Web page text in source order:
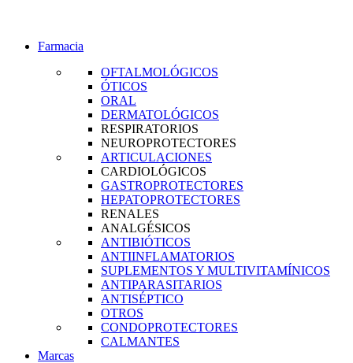
Farmacia
OFTALMOLÓGICOS
ÓTICOS
ORAL
DERMATOLÓGICOS
RESPIRATORIOS
NEUROPROTECTORES
ARTICULACIONES
CARDIOLÓGICOS
GASTROPROTECTORES
HEPATOPROTECTORES
RENALES
ANALGÉSICOS
ANTIBIÓTICOS
ANTIINFLAMATORIOS
SUPLEMENTOS Y MULTIVITAMÍNICOS
ANTIPARASITARIOS
ANTISÉPTICO
OTROS
CONDOPROTECTORES
CALMANTES
Marcas